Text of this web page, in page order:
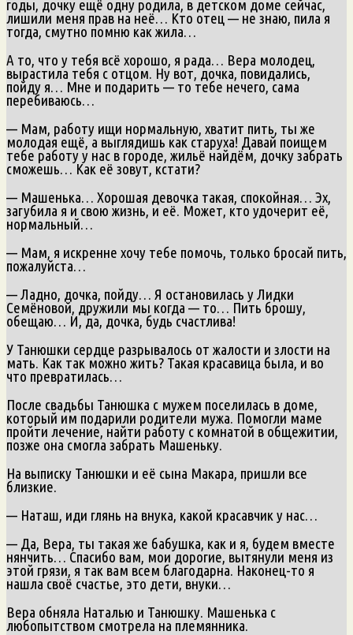
годы, дочку ещё одну родила, в детском доме сейчас,
лишили меня прав на неё… Кто отец — не знаю, пила я
тогда, смутно помню как жила…
А то, что у тебя всё хорошо, я рада… Вера молодец,
вырастила тебя с отцом. Ну вот, дочка, повидались,
пойду я… Мне и подарить — то тебе нечего, сама
перебиваюсь…
— Мам, работу ищи нормальную, хватит пить, ты же
молодая ещё, а выглядишь как старуха! Давай поищем
тебе работу у нас в городе, жильё найдём, дочку забрать
сможешь… Как её зовут, кстати?
— Машенька… Хорошая девочка такая, спокойная… Эх,
загубила я и свою жизнь, и её. Может, кто удочерит её,
нормальный…
— Мам, я искренне хочу тебе помочь, только бросай пить,
пожалуйста…
— Ладно, дочка, пойду… Я остановилась у Лидки
Семёновой, дружили мы когда — то… Пить брошу,
обещаю… И, да, дочка, будь счастлива!
У Танюшки сердце разрывалось от жалости и злости на
мать. Как так можно жить? Такая красавица была, и во
что превратилась…
После свадьбы Танюшка с мужем поселилась в доме,
который им подарили родители мужа. Помогли маме
пройти лечение, найти работу с комнатой в общежитии,
позже она смогла забрать Машеньку.
На выписку Танюшки и её сына Макара, пришли все
близкие.
— Наташ, иди глянь на внука, какой красавчик у нас…
— Да, Вера, ты такая же бабушка, как и я, будем вместе
нянчить… Спасибо вам, мои дорогие, вытянули меня из
этой грязи, я так вам всем благодарна. Наконец-то я
нашла своё счастье, это дети, внуки…
Вера обняла Наталью и Танюшку. Машенька с
любопытством смотрела на племянника.